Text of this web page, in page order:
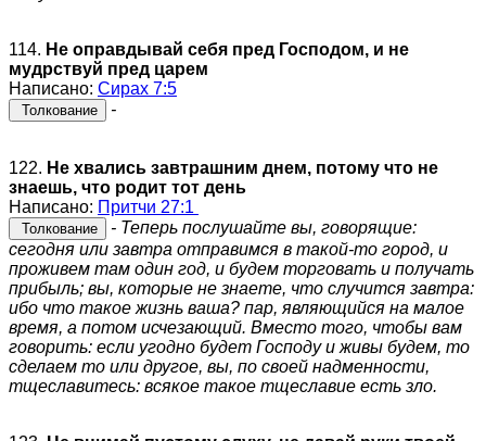
114. Не оправдывай себя пред Господом, и не
мудрствуй пред царем
Написано: Сирах 7:5
Толкование -
122. Не хвались завтрашним днем, потому что не
знаешь, что родит тот день
Написано: Притчи 27:1
Толкование
- Теперь послушайте вы, говорящие:
сегодня или завтра отправимся в такой-то город, и
проживем там один год, и будем торговать и получать
прибыль; вы, которые не знаете, что случится завтра:
ибо что такое жизнь ваша? пар, являющийся на малое
время, а потом исчезающий. Вместо того, чтобы вам
говорить: если угодно будет Господу и живы будем, то
сделаем то или другое, вы, по своей надменности,
тщеславитесь: всякое такое тщеславие есть зло.